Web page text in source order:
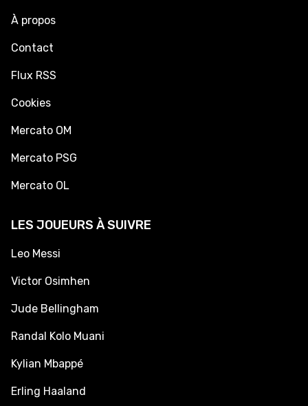
À propos
Contact
Flux RSS
Cookies
Mercato OM
Mercato PSG
Mercato OL
LES JOUEURS À SUIVRE
Leo Messi
Victor Osimhen
Jude Bellingham
Randal Kolo Muani
Kylian Mbappé
Erling Haaland